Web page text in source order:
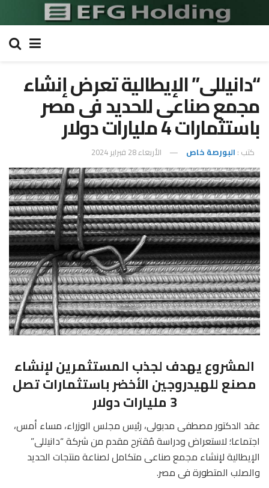
“دانيللى” الإيطالية تعرض إنشاء
مجمع صناعى للحديد فى مصر
باستثمارات 4 مليارات دولار
كتب : البورصة خاص الأربعاء 28 فبراير 2024
المشروع يهدف لجذب المستثمرين لإنشاء
مصنع للهيدروجين الأخضر باستثمارات تصل
3 مليارات دولار
عقد الدكتور مصطفى مدبولى، رئيس مجلس الوزراء، مساء أمس،
اجتماعا؛ لاستعراض ودراسة مُقترح مقدم من شركة “دانيللى”
الإيطالية لإنشاء مجمع صناعى متكامل لصناعة منتجات الحديد
والصلب المتطورة فى مصر.